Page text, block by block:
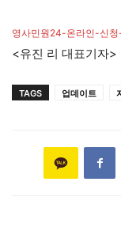
영사민원24-온라인-신청
​​<유진 리 대표기자>
TAGS 업데이트